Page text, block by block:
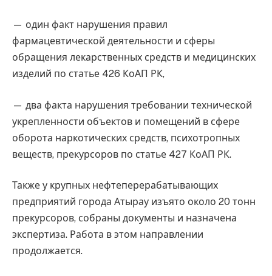
— один факт нарушения правил
фармацевтической деятельности и сферы
обращения лекарственных средств и медицинских
изделий по статье 426 КоАП РК,
— два факта нарушения требовании технической
укрепленности объектов и помещений в сфере
оборота наркотических средств, психотропных
веществ, прекурсоров по статье 427 КоАП РК.
Также у крупных нефтеперерабатывающих
предприятий города Атырау изъято около 20 тонн
прекурсоров, собраны документы и назначена
экспертиза. Работа в этом направлении
продолжается.